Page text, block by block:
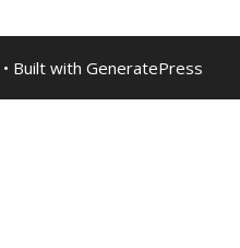
• Built with GeneratePress